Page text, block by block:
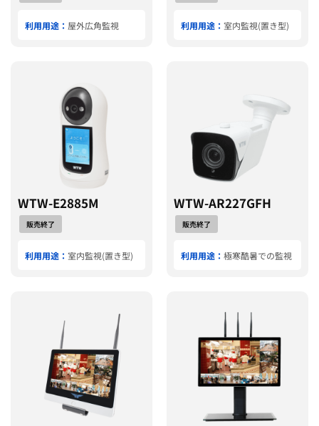
利用用途： 屋外広角監視 利用用途： 室内監視(置き型)
WTW-E2885M
販売終了
利用用途： 室内監視(置き型)
WTW-AR227GFH
販売終了
利用用途： 極寒酷暑での監視